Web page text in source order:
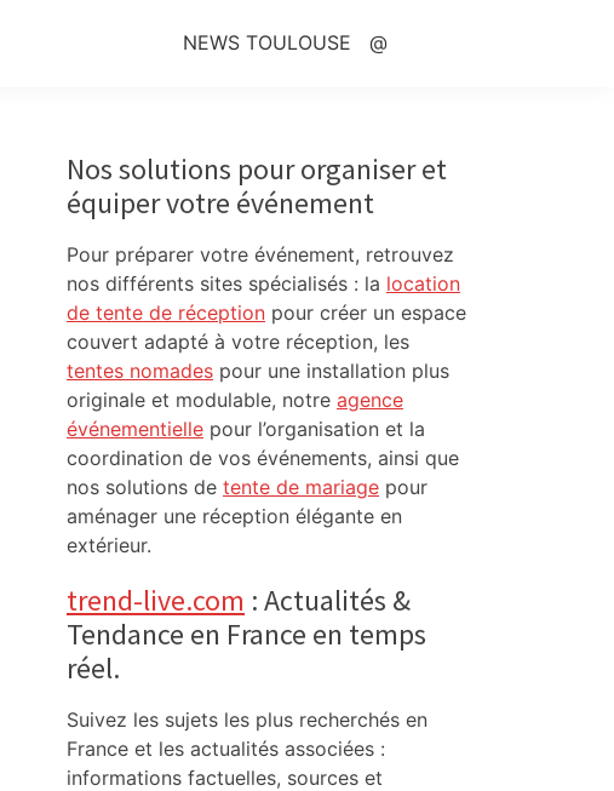
NEWS TOULOUSE @
Sidebar
Nos solutions pour organiser et
équiper votre événement
Pour préparer votre événement, retrouvez
nos différents sites spécialisés : la location
de tente de réception pour créer un espace
couvert adapté à votre réception, les
tentes nomades pour une installation plus
originale et modulable, notre agence
événementielle pour l’organisation et la
coordination de vos événements, ainsi que
nos solutions de tente de mariage pour
aménager une réception élégante en
extérieur.
trend-live.com : Actualités &
Tendance en France en temps
réel.
Suivez les sujets les plus recherchés en
France et les actualités associées :
informations factuelles, sources et